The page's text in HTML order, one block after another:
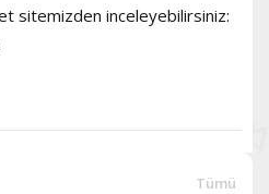
sitemizden inceleyebilirsiniz:
Tümü